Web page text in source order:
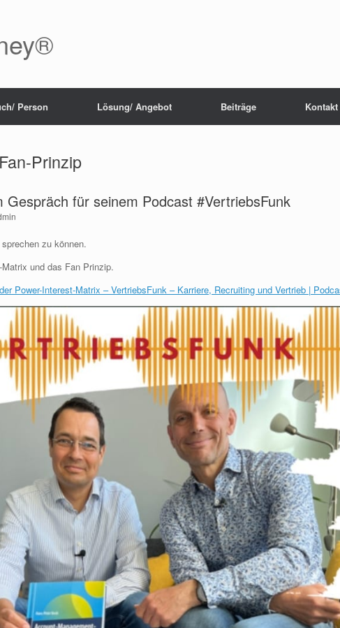
Person Lösung/ Angebot Beiträge Kontakt
Fan-Prinzip
Gespräch für seinem Podcast #VertriebsFunk
zu können.
und das Fan Prinzip.
Power-Interest-Matrix – VertriebsFunk – Karriere, Recruiting und Vertrieb |